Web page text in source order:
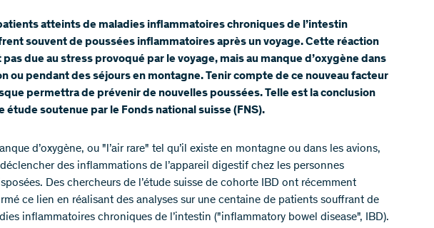
atteints de maladies inflammatoires chroniques de l’intestin
souvent de poussées inflammatoires après un voyage. Cette réaction
pas due au stress provoqué par le voyage, mais au manque d’oxygène dans
ou pendant des séjours en montagne. Tenir compte de ce nouveau facteur
permettra de prévenir de nouvelles poussées. Telle est la conclusion
étude soutenue par le Fonds national suisse (FNS).
d’oxygène, ou "l’air rare" tel qu’il existe en montagne ou dans les avions,
des inflammations de l’appareil digestif chez les personnes
Des chercheurs de l’étude suisse de cohorte IBD ont récemment
ce lien en réalisant des analyses sur une centaine de patients souffrant de
inflammatoires chroniques de l’intestin ("inflammatory bowel disease", IBD).